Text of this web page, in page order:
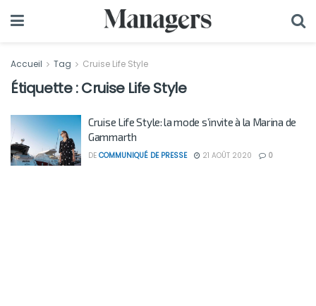
Accueil Tag Cruise Life Style
Étiquette :Cruise Life Style
Cruise Life Style: la mode s’invite à la Marina de
Gammarth
DE COMMUNIQUÉ DE PRESSE 21 AOÛT 2020 0